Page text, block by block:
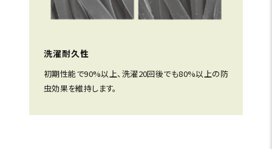
洗濯耐久性
初期性能で90%以上、洗濯20回後でも80%以上の防
虫効果を維持します。